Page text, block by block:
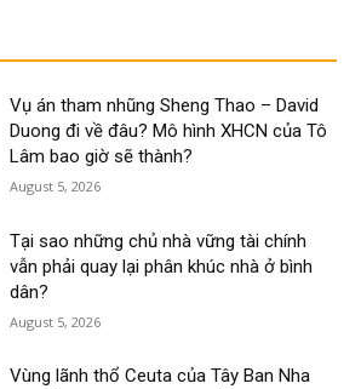
Vụ án tham nhũng Sheng Thao – David
Duong đi về đâu? Mô hình XHCN của Tô
Lâm bao giờ sẽ thành?
August 5, 2026
Tại sao những chủ nhà vững tài chính
vẫn phải quay lại phân khúc nhà ở bình
dân?
August 5, 2026
Vùng lãnh thổ Ceuta của Tây Ban Nha